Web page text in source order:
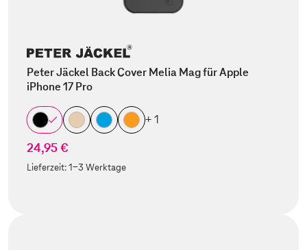
Peter Jäckel Back Cover Melia Mag für Apple
iPhone 17 Pro
+ 1
24,95 €
Lieferzeit:1-3 Werktage